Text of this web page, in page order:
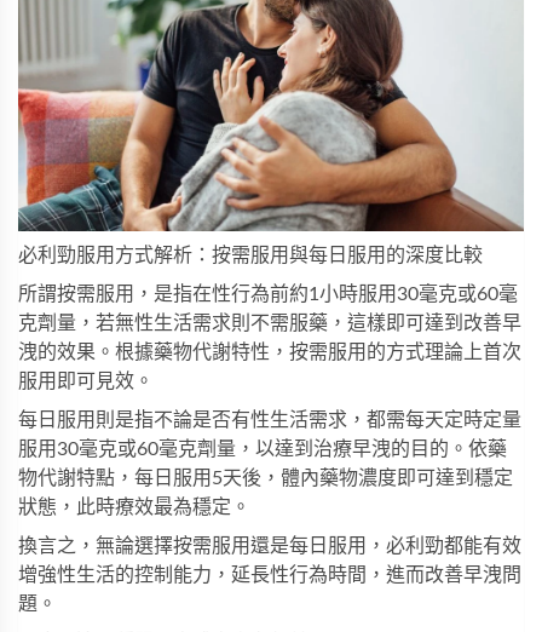
必利勁服用方式解析：按需服用與每日服用的深度比較
所謂按需服用，是指在性行為前約1小時服用30毫克或60毫
克劑量，若無性生活需求則不需服藥，這樣即可達到改善早
洩的效果。根據藥物代謝特性，按需服用的方式理論上首次
服用即可見效。
每日服用則是指不論是否有性生活需求，都需每天定時定量
服用30毫克或60毫克劑量，以達到治療早洩的目的。依藥
物代謝特點，每日服用5天後，體內藥物濃度即可達到穩定
狀態，此時療效最為穩定。
換言之，無論選擇按需服用還是每日服用，必利勁都能有效
增強性生活的控制能力，延長性行為時間，進而改善早洩問
題。